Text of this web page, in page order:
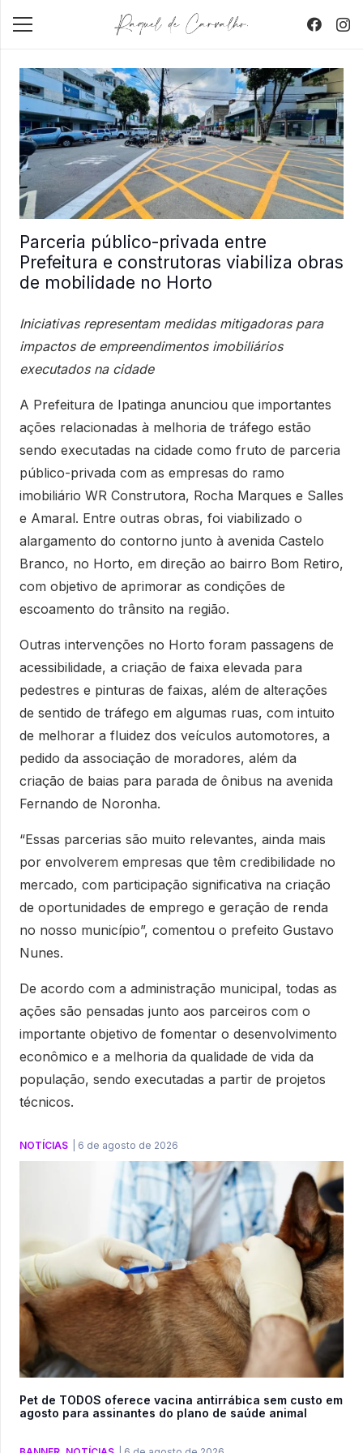
Parceria público-privada entre
Prefeitura e construtoras viabiliza obras
de mobilidade no Horto
Iniciativas representam medidas mitigadoras para
impactos de empreendimentos imobiliários
executados na cidade
A Prefeitura de Ipatinga anunciou que importantes
ações relacionadas à melhoria de tráfego estão
sendo executadas na cidade como fruto de parceria
público-privada com as empresas do ramo
imobiliário WR Construtora, Rocha Marques e Salles
e Amaral. Entre outras obras, foi viabilizado o
alargamento do contorno junto à avenida Castelo
Branco, no Horto, em direção ao bairro Bom Retiro,
com objetivo de aprimorar as condições de
escoamento do trânsito na região.
Outras intervenções no Horto foram passagens de
acessibilidade, a criação de faixa elevada para
pedestres e pinturas de faixas, além de alterações
de sentido de tráfego em algumas ruas, com intuito
de melhorar a fluidez dos veículos automotores, a
pedido da associação de moradores, além da
criação de baias para parada de ônibus na avenida
Fernando de Noronha.
“Essas parcerias são muito relevantes, ainda mais
por envolverem empresas que têm credibilidade no
mercado, com participação significativa na criação
de oportunidades de emprego e geração de renda
no nosso município”, comentou o prefeito Gustavo
Nunes.
De acordo com a administração municipal, todas as
ações são pensadas junto aos parceiros com o
importante objetivo de fomentar o desenvolvimento
econômico e a melhoria da qualidade de vida da
população, sendo executadas a partir de projetos
técnicos.
NOTÍCIAS 6 de agosto de 2026
Pet de TODOS oferece vacina antirrábica sem custo em
agosto para assinantes do plano de saúde animal